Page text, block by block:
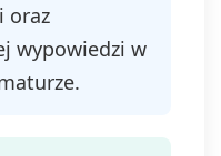
oraz
wypowiedzi w